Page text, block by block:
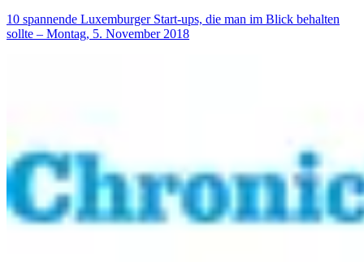
10 spannende Luxemburger Start-ups, die man im Blick behalten
sollte – Montag, 5. November 2018